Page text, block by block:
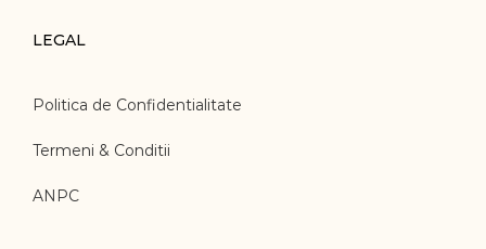
LEGAL
Politica de Confidentialitate
Termeni & Conditii
ANPC